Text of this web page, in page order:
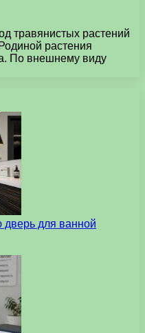
травянистых растений
растения
По внешнему виду
дверь для ванной